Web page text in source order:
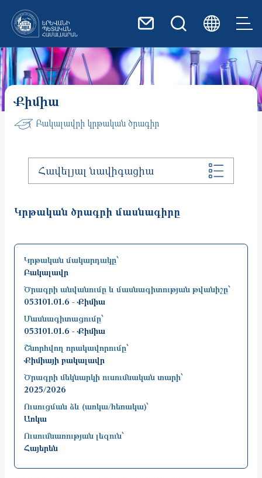
Քիմիա
Բակալավրի կրթական ծրագիր
Հավելյալ նավիգացիա
Կրթական ծրագրի մասնագիրը
Կրթական մակարդակը՝
Բակալավր
Ծրագրի անվանումը և մասնագիտության թվանիշը՝
053101.01.6 - Քիմիա
Մասնագիտացումը՝
053101.01.6 - Քիմիա
Շնորհվող որակավորումը՝
Քիմիայի բակալավր
Ծրագրի մեկնարկի ուսումնական տարի՝
2025/2026
Ուսուցման ձև (առկա/հեռակա)՝
Առկա
Ուսումնառության լեզուն՝
Հայերեն